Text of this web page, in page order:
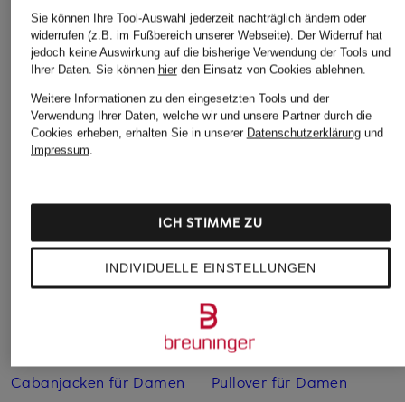
Anzüge für Herren
Bikinis Damen
Braune Stiefel für Damen
Cabanjacken für Damen
Kleider
Lange Ballkleider
Lederjacken für Damen
Mäntel für Damen
Parkas für Herren
Pullover für Damen
Sie können Ihre Tool-Auswahl jederzeit nachträglich ändern oder
widerrufen (z.B. im Fußbereich unserer Webseite). Der Widerruf hat
jedoch keine Auswirkung auf die bisherige Verwendung der Tools und
Ihrer Daten. Sie können hierden Einsatz von Cookies ablehnen.
Weitere Informationen zu den eingesetzten Tools und der
Verwendung Ihrer Daten, welche wir und unsere Partner durch die
Cookies erheben, erhalten Sie in unserer Datenschutzerklärungund
Impressum.
INDIVIDUELLE EINSTELLUNGEN
ICH STIMME ZU